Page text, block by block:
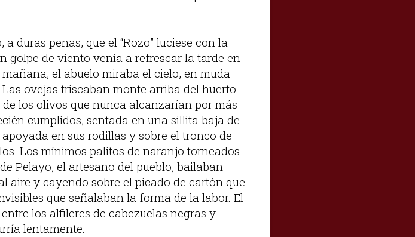
duras penas, que el “Rozo” luciese con la
golpe de viento venía a refrescar la tarde en
el abuelo miraba el cielo, en muda
ovejas triscaban monte arriba del huerto
los olivos que nunca alcanzarían por más
cumplidos, sentada en una sillita baja de
en sus rodillas y sobre el tronco de
Los mínimos palitos de naranjo torneados
Pelayo, el artesano del pueblo, bailaban
aire y cayendo sobre el picado de cartón que
que señalaban la forma de la labor. El
los alfileres de cabezuelas negras y
lentamente.